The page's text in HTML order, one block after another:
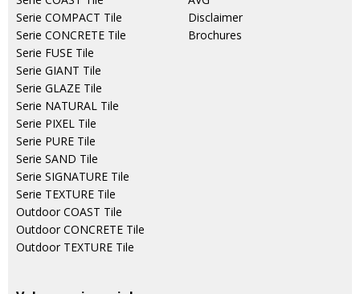
Serie COMPACT Tile
Serie CONCRETE Tile
Serie FUSE Tile
Serie GIANT Tile
Serie GLAZE Tile
Serie NATURAL Tile
Serie PIXEL Tile
Serie PURE Tile
Serie SAND Tile
Serie SIGNATURE Tile
Serie TEXTURE Tile
Outdoor COAST Tile
Outdoor CONCRETE Tile
Outdoor TEXTURE Tile
Disclaimer
Brochures